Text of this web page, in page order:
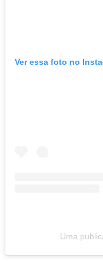
Ver essa foto no
Uma